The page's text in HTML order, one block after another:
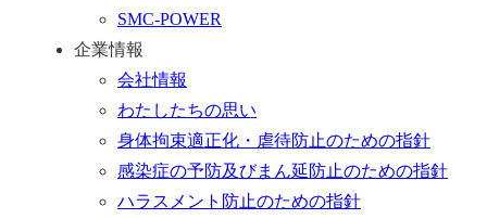
SMC-POWER
企業情報
会社情報
わたしたちの思い
身体拘束適正化・虐待防止のための指針
感染症の予防及びまん延防止のための指針
ハラスメント防止のための指針